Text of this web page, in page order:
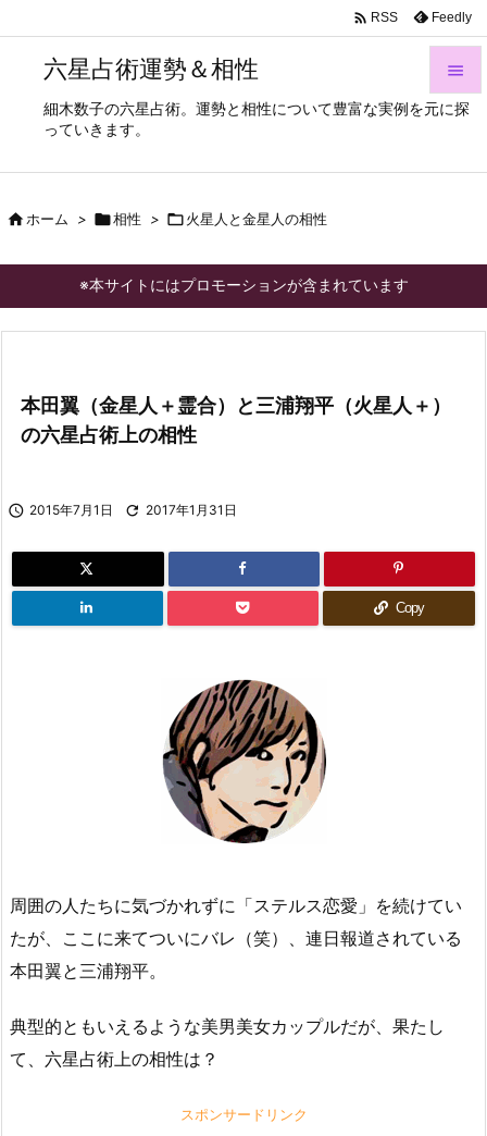
六星占術運勢＆相性
細木数子の六星占術。運勢と相性について豊富な実例を元に探
っていきます。



次へ

 RSS Feedly
ホーム > 相性 > 火星人と金星人の相性
※本サイトにはプロモーションが含まれています
本田翼（金星人＋霊合）と三浦翔平（火星人＋）
の六星占術上の相性
 2015年7月1日  2017年1月31日
Copy
周囲の人たちに気づかれずに「ステルス恋愛」を続けてい
たが、ここに来てついにバレ（笑）、連日報道されている
本田翼と三浦翔平。
典型的ともいえるような美男美女カップルだが、果たし
て、六星占術上の相性は？
スポンサードリンク